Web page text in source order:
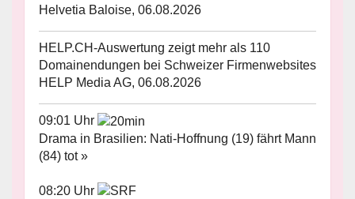
Helvetia Baloise, 06.08.2026
HELP.CH-Auswertung zeigt mehr als 110
Domainendungen bei Schweizer Firmenwebsites
HELP Media AG, 06.08.2026
09:01 Uhr
Drama in Brasilien: Nati-Hoffnung (19) fährt Mann
(84) tot »
08:20 Uhr